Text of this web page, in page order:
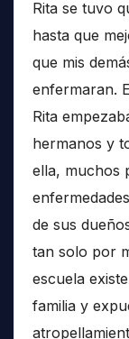
Rita se tuvo
hasta que
que mis
enfermaran.
Rita
hermanos y
ella, muchos
de sus
tan solo por
escuela
familia y